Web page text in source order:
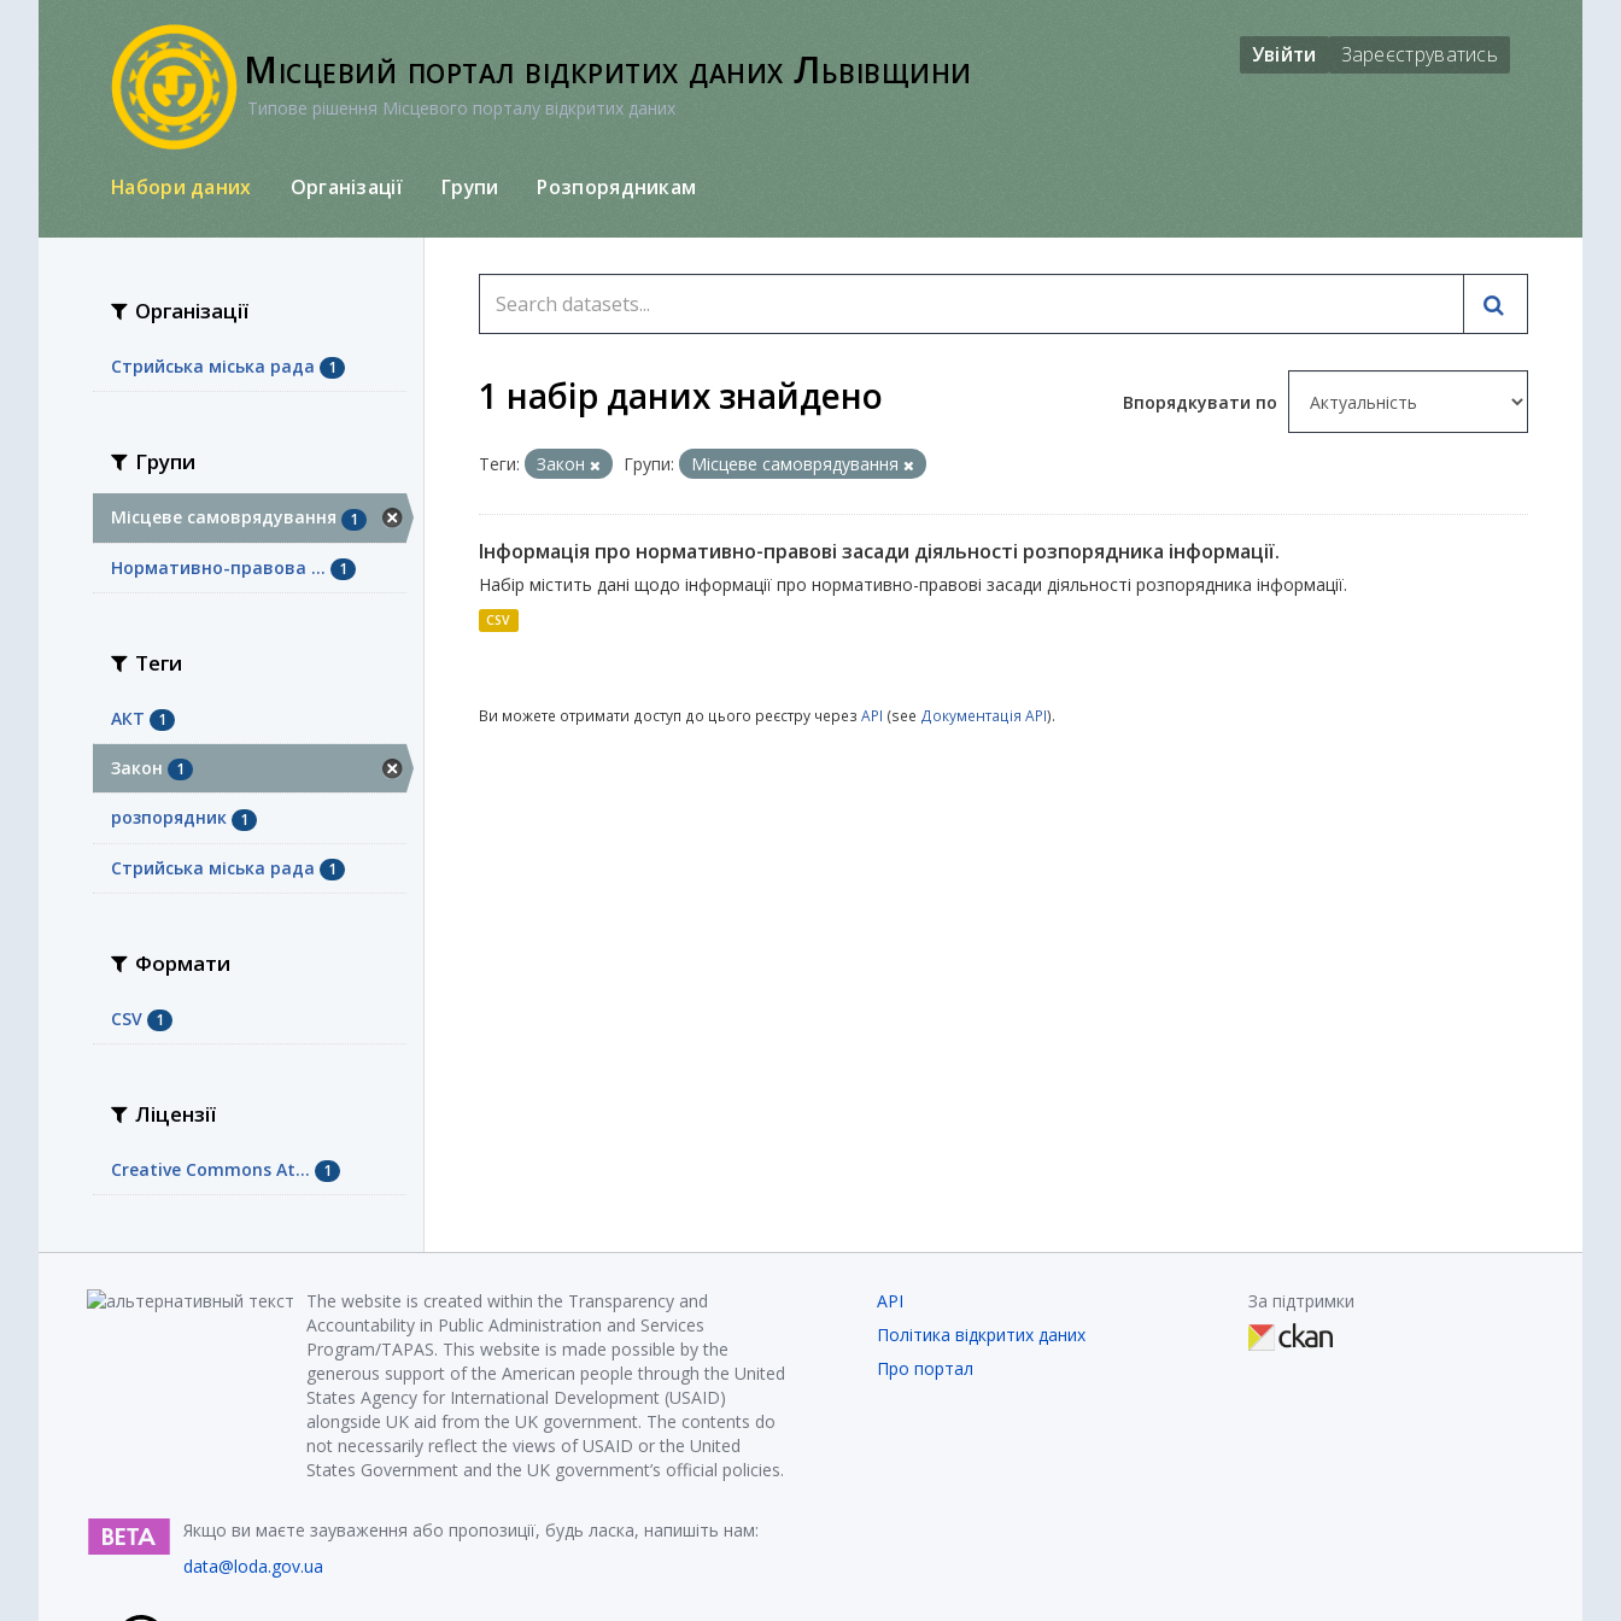
Місцевий портал відкритих даних Львівщини
Типове рішення Місцевого порталу відкритих даних
Увійти Зареєструватись
Набори даних Організації Групи Розпорядникам
Організації
Стрийська міська рада 1
Групи
Місцеве самоврядування 1
Нормативно-правова ... 1
Теги
АКТ 1
Закон 1
розпорядник 1
Стрийська міська рада 1
Формати
CSV 1
Ліцензії
Creative Commons At... 1
Впорядкувати по
1 набір даних знайдено
Теги: Закон Групи: Місцеве самоврядування
Інформація про нормативно-правові засади діяльності розпорядника інформації.
Набір містить дані щодо інформації про нормативно-правові засади діяльності розпорядника інформації.
CSV
Ви можете отримати доступ до цього реєстру через API (see Документація API).
The website is created within the Transparency and
Accountability in Public Administration and Services
Program/TAPAS. This website is made possible by the
generous support of the American people through the United
States Agency for International Development (USAID)
alongside UK aid from the UK government. The contents do
not necessarily reflect the views of USAID or the United
States Government and the UK government’s official policies.
Якщо ви маєте зауваження або пропозиції, будь ласка, напишіть нам:
data@loda.gov.ua
API
Політика відкритих даних
Про портал
За підтримки